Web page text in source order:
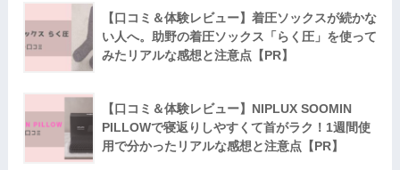
【口コミ＆体験レビュー】着圧ソックスが続かな
い人へ。助野の着圧ソックス「らく圧」を使って
みたリアルな感想と注意点【PR】
【口コミ＆体験レビュー】NIPLUX SOOMIN
PILLOWで寝返りしやすくて首がラク！1週間使
用で分かったリアルな感想と注意点【PR】